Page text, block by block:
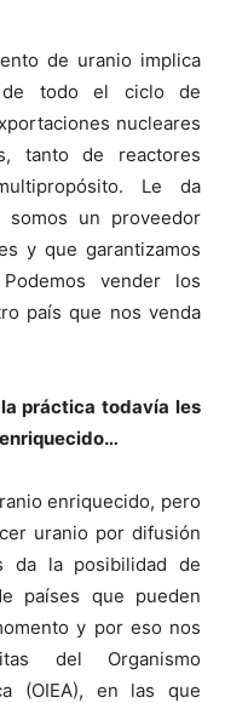
de uranio implica
de todo el ciclo de
nucleares
tanto de reactores
Le da
un proveedor
y que garantizamos
vender los
país que nos venda
práctica todavía les
enriquecido, pero
uranio por difusión
da la posibilidad de
países que pueden
y por eso nos
del Organismo
(OIEA), en las que